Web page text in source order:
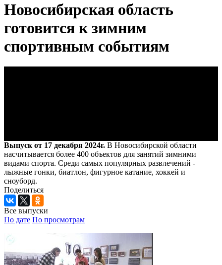
Новосибирская область
готовится к зимним
спортивным событиям
Выпуск от 17 декабря 2024г. В Новосибирской области
насчитывается более 400 объектов для занятий зимними
видами спорта. Среди самых популярных развлечений -
лыжные гонки, биатлон, фигурное катание, хоккей и
сноуборд.
Поделиться
Все выпуски
По дате По просмотрам